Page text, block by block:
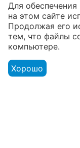
Мы
Для
на этом сайте
Продолжая его
тем, что файлы
компьютере.
Хорошо